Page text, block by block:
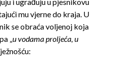
mu vjerne do kraja. U
se obraća voljenoj koja
„u vodama proljeća, u